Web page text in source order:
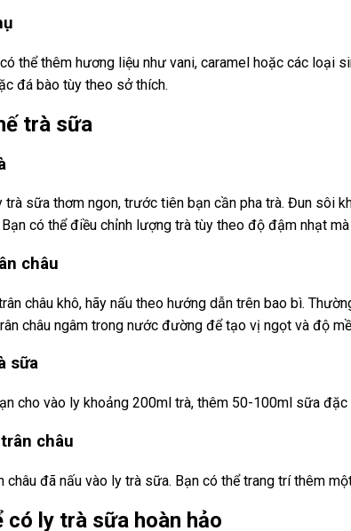
thể thêm hương liệu như vani, caramel hoặc các loại
đá bào tùy theo sở thích.
trà sữa
sữa thơm ngon, trước tiên bạn cần pha trà. Đun sôi
có thể điều chỉnh lượng trà tùy theo độ đậm nhạt
châu
châu khô, hãy nấu theo hướng dẫn trên bao bì.
châu ngâm trong nước đường để tạo vị ngọt và độ
sữa
cho vào ly khoảng 200ml trà, thêm 50-100ml sữa
châu
châu đã nấu vào ly trà sữa. Bạn có thể trang trí thêm
có ly trà sữa hoàn hảo